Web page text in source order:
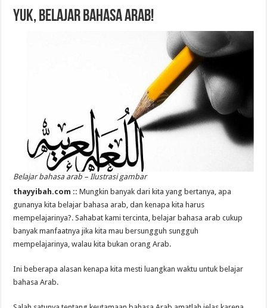
Yuk, Belajar Bahasa Arab!
Belajar bahasa arab – Ilustrasi gambar
thayyibah.com ::Mungkin banyak dari kita yang bertanya, apa
gunanya kita belajar bahasa arab, dan kenapa kita harus
mempelajarinya?. Sahabat kami tercinta, belajar bahasa arab cukup
banyak manfaatnya jika kita mau bersungguh sungguh
mempelajarinya, walau kita bukan orang Arab.
Ini beberapa alasan kenapa kita mesti luangkan waktu untuk belajar
bahasa Arab.